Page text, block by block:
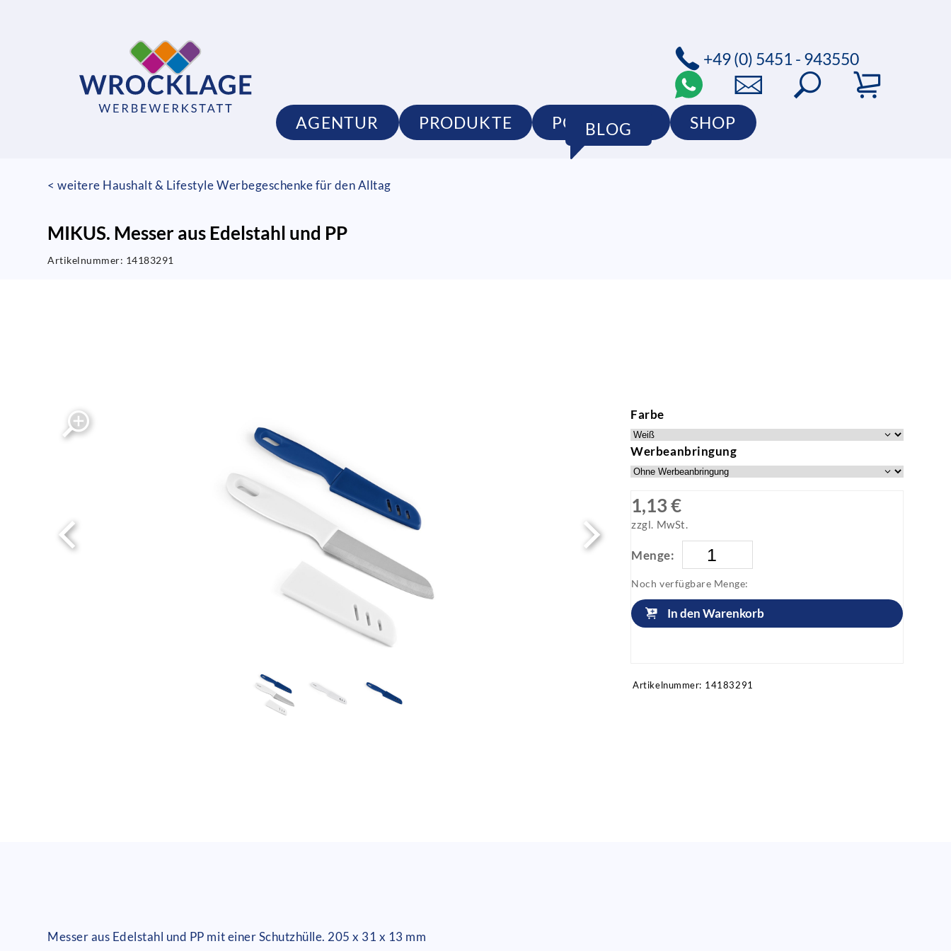
AGENTUR PRODUKTE PORTFOLIO SHOP
BLOG
+49 (0) 5451 - 943550
< weitere Haushalt & Lifestyle Werbegeschenke für den Alltag
MIKUS. Messer aus Edelstahl und PP
Artikelnummer: 14183291
Farbe
Werbeanbringung
1,13 €
zzgl. MwSt.
Menge:
Noch verfügbare Menge:
In den Warenkorb
Artikelnummer: 14183291
Messer aus Edelstahl und PP mit einer Schutzhülle. 205 x 31 x 13 mm